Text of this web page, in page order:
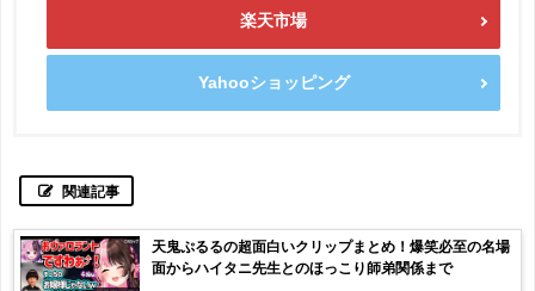
楽天市場
Yahooショッピング
関連記事
天鬼ぷるるの超面白いクリップまとめ！爆笑必至の名場
面からハイタニ先生とのほっこり師弟関係まで